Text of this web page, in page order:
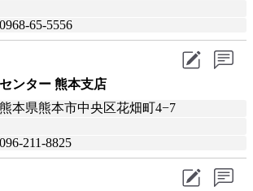
0968-65-5556
ンター 熊本支店
熊本県熊本市中央区花畑町4−7
096-211-8825